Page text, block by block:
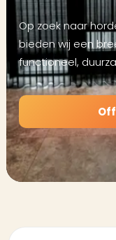
Op zoek naar
bieden wij een
functioneel,